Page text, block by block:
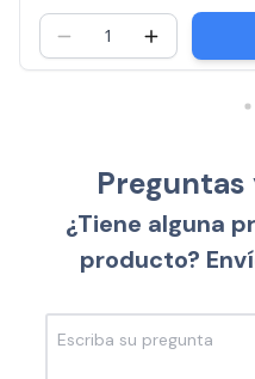
¿Tiene alguna
producto?